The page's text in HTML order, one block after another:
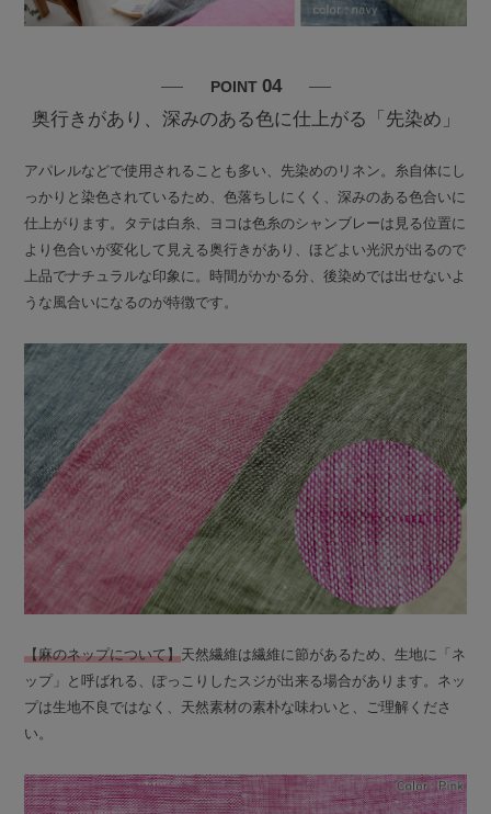
POINT 04
奥行きがあり、深みのある色に仕上がる「先染め」
アパレルなどで使用されることも多い、先染めのリネン。糸自体にし
っかりと染色されているため、色落ちしにくく、深みのある色合いに
仕上がります。タテは白糸、ヨコは色糸のシャンブレーは見る位置に
より色合いが変化して見える奥行きがあり、ほどよい光沢が出るので
上品でナチュラルな印象に。時間がかかる分、後染めでは出せないよ
うな風合いになるのが特徴です。
【麻のネップについて】天然繊維は繊維に節があるため、生地に「ネ
ップ」と呼ばれる、ぽっこりしたスジが出来る場合があります。ネッ
プは生地不良ではなく、天然素材の素朴な味わいと、ご理解くださ
い。